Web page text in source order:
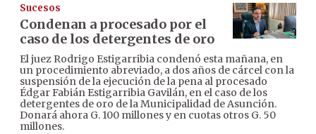
Sucesos
Condenan a procesado por el
caso de los detergentes de oro
El juez Rodrigo Estigarribia condenó esta mañana, en
un procedimiento abreviado, a dos años de cárcel con la
suspensión de la ejecución de la pena al procesado
Édgar Fabián Estigarribia Gavilán, en el caso de los
detergentes de oro de la Municipalidad de Asunción.
Donará ahora G. 100 millones y en cuotas otros G. 50
millones.